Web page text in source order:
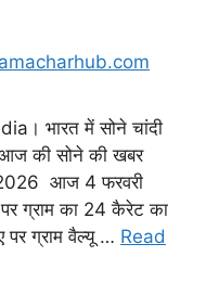
भारत में सोने चांदी
की सोने की खबर
आज 4 फरवरी
ग्राम का 24 कैरेट का
ग्राम वैल्यू … Read